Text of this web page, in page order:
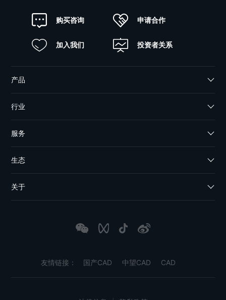
购买咨询 申请合作
加入我们 投资者关系
产品
行业
服务
生态
关于
友情链接： 国产CAD 中望CAD CAD